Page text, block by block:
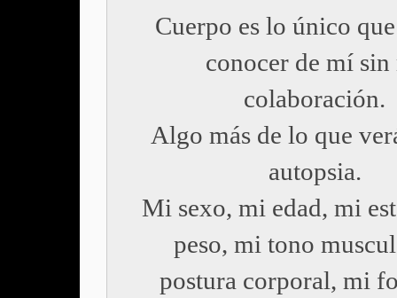
Cuerpo es lo único
conocer de mí
colaboración.
Algo más de lo que
autopsia.
Mi sexo, mi edad, mi
peso, mi tono
postura corporal, mi